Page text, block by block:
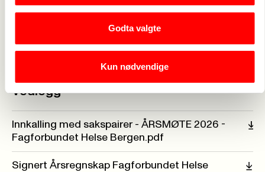
Godta valgte
Kun nødvendige
Vennlig hilsen
Fauzia Hussain-Wiik, fagforeningsleder.
Vedlegg
Innkalling med sakspairer - ÅRSMØTE 2026 -
Fagforbundet Helse Bergen.pdf
Signert Årsregnskap Fagforbundet Helse